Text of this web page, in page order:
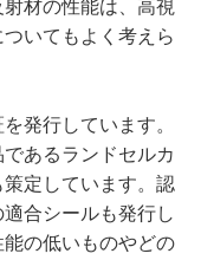
材の性能は、高視
いてもよく考えら
発行しています。
あるランドセルカ
定しています。認
合シールも発行し
の低いものやどの